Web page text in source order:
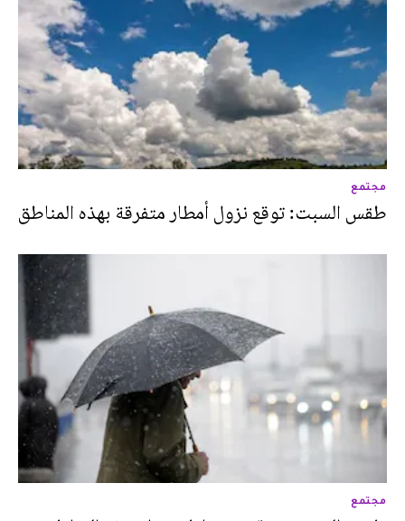
مجتمع
طقس السبت: توقع نزول أمطار متفرقة بهذه المناطق
مجتمع